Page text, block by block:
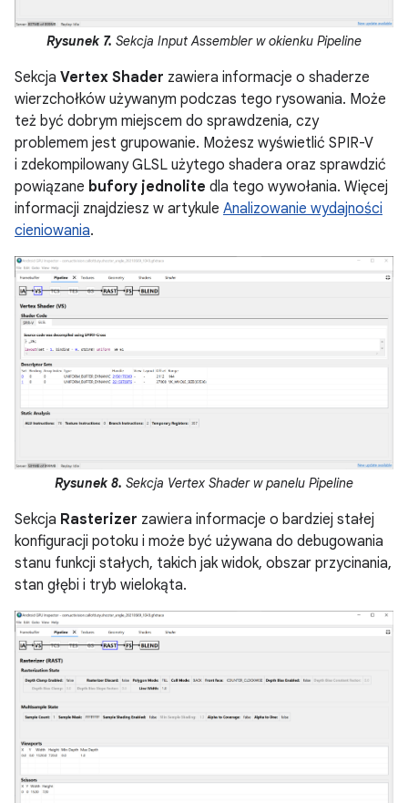
Rysunek 7. Sekcja Input Assembler w okienku Pipeline
Sekcja Vertex Shader zawiera informacje o shaderze
wierzchołków używanym podczas tego rysowania. Może
też być dobrym miejscem do sprawdzenia, czy
problemem jest grupowanie. Możesz wyświetlić SPIR-V
i zdekompilowany GLSL użytego shadera oraz sprawdzić
powiązane bufory jednolite dla tego wywołania. Więcej
informacji znajdziesz w artykule Analizowanie wydajności
cieniowania.
Rysunek 8. Sekcja Vertex Shader w panelu Pipeline
Sekcja Rasterizer zawiera informacje o bardziej stałej
konfiguracji potoku i może być używana do debugowania
stanu funkcji stałych, takich jak widok, obszar przycinania,
stan głębi i tryb wielokąta.